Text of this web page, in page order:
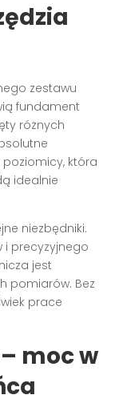
zestawu
fundament
różnych
która
idealnie
niezbędniki.
i precyzyjnego
jest
pomiarów. Bez
prace
moc w